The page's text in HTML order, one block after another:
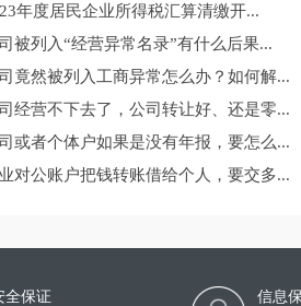
年度居民企业所得税汇算清缴开...
被列入“经营异常名录”有什么后果...
竟然被列入工商异常怎么办？如何解...
经营不下去了，公司转让好、还是零...
或者个体户如果是没有年报，要怎么...
对公账户把钱转账借给个人，要交多...
全保证 信息